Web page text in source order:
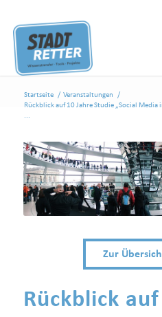
Startseite / Veranstaltungen
/
Rückblick auf 10 Jahre Studie „Social
...
Zur
Rückblick